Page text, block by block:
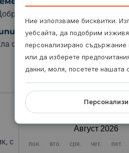
е да предвидиш около час
с удобни дрехи и затворени
с
Август 2026
пон. вто. сря. чет. пет.
Ние използваме бисквитки.
уебсайта, да подобрим
персонализирано
или да изберете
данни, моля, посетете нашата